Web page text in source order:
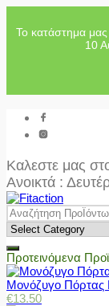
Το κατάστημα μας
10
Καλεστε μας
Ανοικτά :
Προτεινόμενα
Μονόζυγο Πόρτας
€13.50